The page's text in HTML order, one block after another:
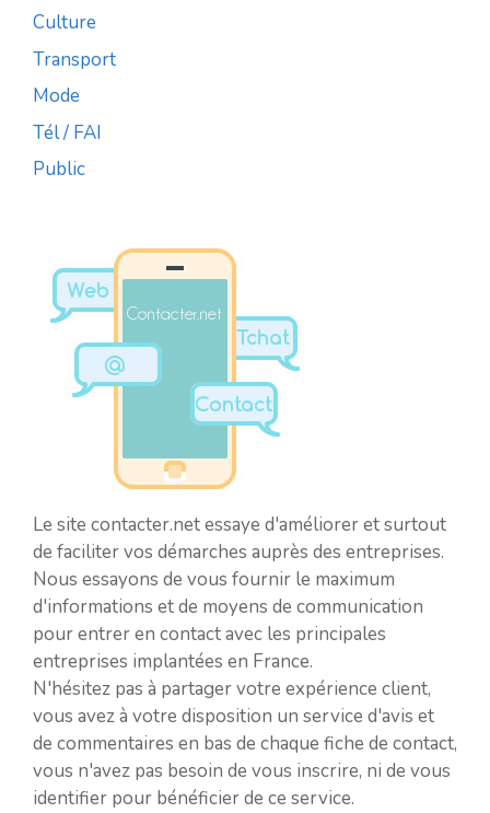
Culture
Transport
Mode
Tél / FAI
Public
Le site contacter.net essaye d'améliorer et surtout
de faciliter vos démarches auprès des entreprises.
Nous essayons de vous fournir le maximum
d'informations et de moyens de communication
pour entrer en contact avec les principales
entreprises implantées en France.
N'hésitez pas à partager votre expérience client,
vous avez à votre disposition un service d'avis et
de commentaires en bas de chaque fiche de contact,
vous n'avez pas besoin de vous inscrire, ni de vous
identifier pour bénéficier de ce service.